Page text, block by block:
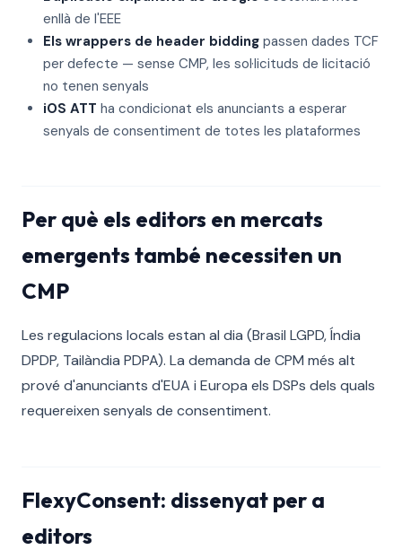
enllà de l'EEE
Els wrappers de header bidding passen dades TCF
per defecte — sense CMP, les sol·licituds de licitació
no tenen senyals
iOS ATT ha condicionat els anunciants a esperar
senyals de consentiment de totes les plataformes
Per què els editors en mercats
emergents també necessiten un
CMP
Les regulacions locals estan al dia (Brasil LGPD, Índia
DPDP, Tailàndia PDPA). La demanda de CPM més alt
prové d'anunciants d'EUA i Europa els DSPs dels quals
requereixen senyals de consentiment.
FlexyConsent: dissenyat per a
editors